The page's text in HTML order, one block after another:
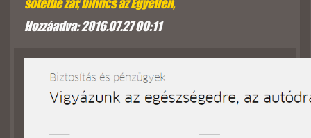
sötétbe zár, bilincs az Egyetlen,
Hozzáadva: 2016.07.27 00:11